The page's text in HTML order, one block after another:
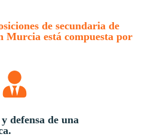
de secundaria de
Murcia está compuesta por
defensa de una